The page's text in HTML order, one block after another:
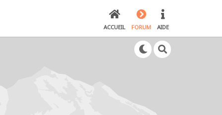
ACCUEIL FORUM AIDE